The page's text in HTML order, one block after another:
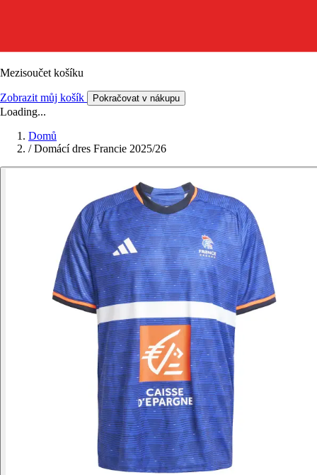
Mezisoučet košíku
Zobrazit můj košík Pokračovat v nákupu
Loading...
Domů
/ Domácí dres Francie 2025/26